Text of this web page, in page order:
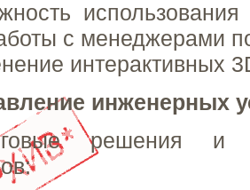
с менеджерами
интерактивных
инженерных
решения и